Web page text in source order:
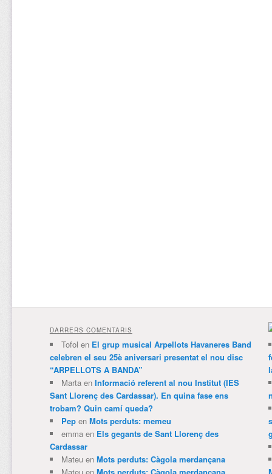
DARRERS COMENTARIS
Tofol en El grup musical Arpellots Havaneres Band
celebren el seu 25è aniversari presentat el nou disc
“ARPELLOTS A BANDA”
Martaen Informació referent al nou Institut (IES
Sant Llorenç des Cardassar). En quina fase ens
trobam? Quin camí queda?
Pepen Mots perduts: memeu
emmaen Els gegants de Sant Llorenç des
Cardassar
Mateuen Mots perduts: Càgola merdançana